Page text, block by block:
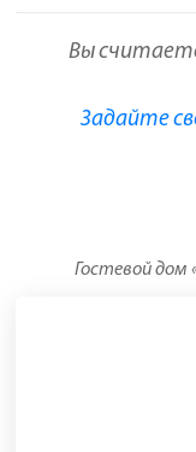
Вы
Задайте
Гостевой дом